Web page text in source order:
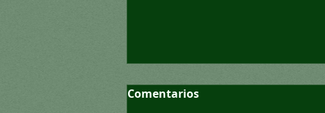
Comentarios